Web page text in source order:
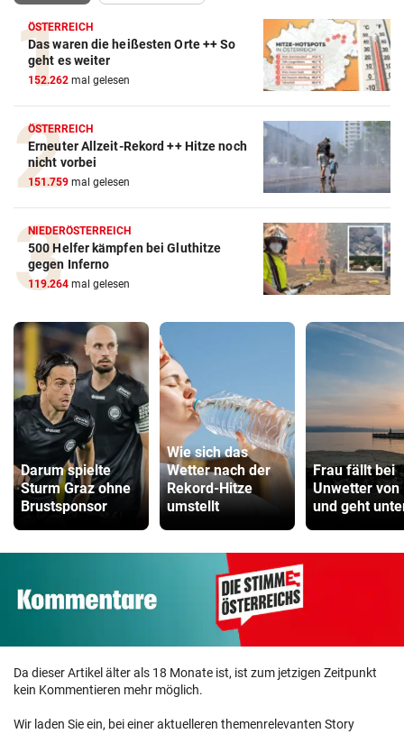
ÖSTERREICH
Das waren die heißesten Orte ++ So
geht es weiter
152.262 mal gelesen
ÖSTERREICH
Erneuter Allzeit-Rekord ++ Hitze noch
nicht vorbei
151.759 mal gelesen
NIEDERÖSTERREICH
500 Helfer kämpfen bei Gluthitze
gegen Inferno
119.264 mal gelesen
Darum spielte
Sturm Graz ohne
Brustsponsor
Wie sich das
Wetter nach der
Rekord-Hitze
umstellt
Frau fällt bei
Unwetter von
und geht
Da dieser Artikel älter als 18 Monate ist, ist zum jetzigen Zeitpunkt
kein Kommentieren mehr möglich.
Wir laden Sie ein, bei einer aktuelleren themenrelevanten Story